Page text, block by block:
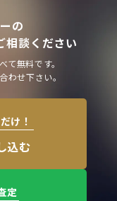
の
相談ください
て無料です。
わせ下さい。
け！
込む
定